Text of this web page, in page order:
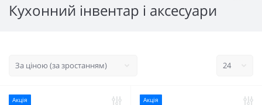
Кухонний інвентар і аксесуари
Акція Акція